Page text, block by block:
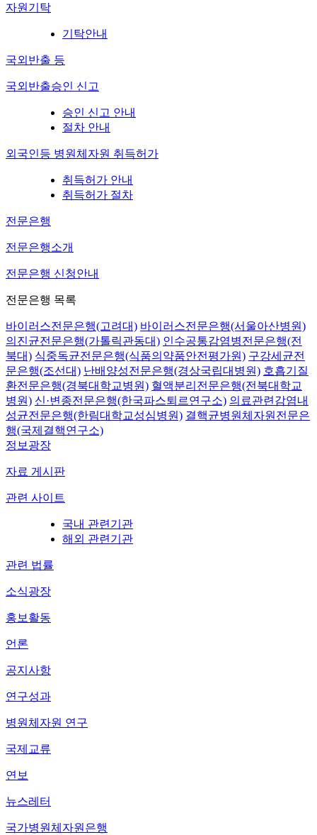
자원기탁
기탁안내
국외반출 등
국외반출승인 신고
승인 신고 안내
절차 안내
외국인등 병원체자원 취득허가
취득허가 안내
취득허가 절차
전문은행
전문은행소개
전문은행 신청안내
전문은행 목록
바이러스전문은행(고려대) 바이러스전문은행(서울아산병원)
의진균전문은행(가톨릭관동대) 인수공통감염병전문은행(전
북대) 식중독균전문은행(식품의약품안전평가원) 구강세균전
문은행(조선대) 난배양성전문은행(경상국립대병원) 호흡기질
환전문은행(경북대학교병원) 혈액분리전문은행(전북대학교
병원) 신·변종전문은행(한국파스퇴르연구소) 의료관련감염내
성균전문은행(한림대학교성심병원) 결핵균병원체자원전문은
행(국제결핵연구소)
정보광장
자료 게시판
관련 사이트
국내 관련기관
해외 관련기관
관련 법률
소식광장
홍보활동
언론
공지사항
연구성과
병원체자원 연구
국제교류
연보
뉴스레터
국가병원체자원은행